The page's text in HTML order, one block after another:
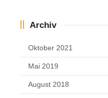
Archiv
Oktober 2021
Mai 2019
August 2018